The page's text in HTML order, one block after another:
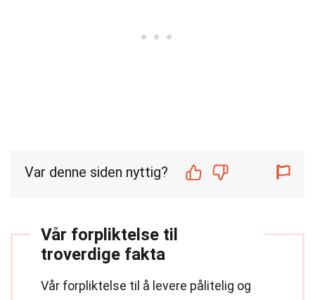
Var denne siden nyttig?
Vår forpliktelse til
troverdige fakta
Vår forpliktelse til å levere pålitelig og